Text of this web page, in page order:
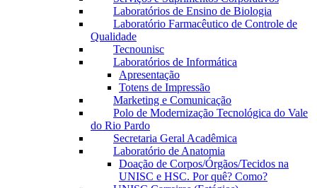
Laboratórios de Ensino de Biologia
Laboratório Farmacêutico de Controle de
Qualidade
Tecnounisc
Laboratórios de Informática
Apresentação
Totens de Impressão
Marketing e Comunicação
Polo de Modernização Tecnológica do Vale
do Rio Pardo
Secretaria Geral Acadêmica
Laboratório de Anatomia
Doação de Corpos/Órgãos/Tecidos na
UNISC e HSC. Por quê? Como?